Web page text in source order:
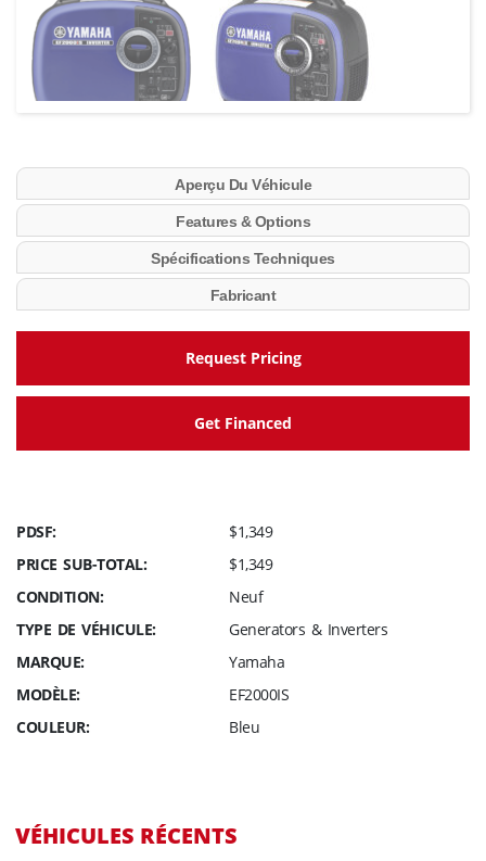
Aperçu Du Véhicule
Features & Options
Spécifications Techniques
Fabricant
Request Pricing
Get Financed
PDSF:
$1,349
PRICE SUB-TOTAL:
$1,349
CONDITION:
Neuf
TYPE DE VÉHICULE:
Generators & Inverters
MARQUE:
Yamaha
MODÈLE:
EF2000IS
COULEUR:
Bleu
VÉHICULES RÉCENTS